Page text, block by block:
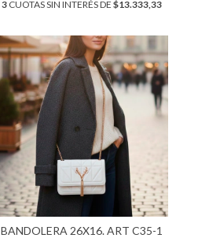
3 CUOTAS SIN INTERÉS DE$13.333,33
BANDOLERA 26X16. ART C35-1